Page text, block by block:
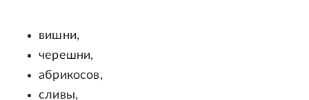
вишни,
черешни,
абрикосов,
сливы,